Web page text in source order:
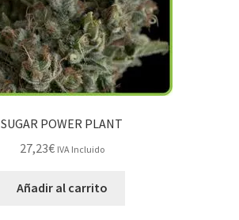
SUGAR POWER PLANT
27,23€ IVA Incluido
Añadir al carrito